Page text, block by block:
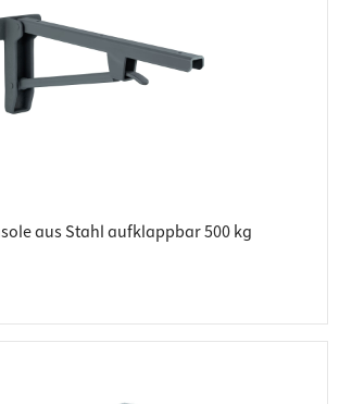
aus Stahl aufklappbar 500 kg